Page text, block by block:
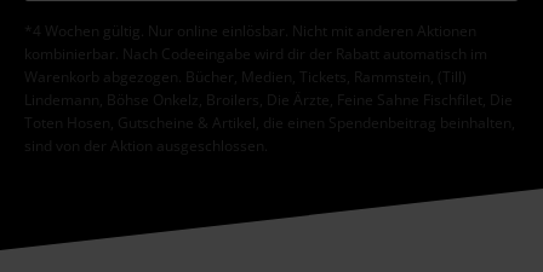
*4 Wochen gültig. Nur online einlösbar. Nicht mit anderen Aktionen
kombinierbar. Nach Codeeingabe wird dir der Rabatt automatisch im
Warenkorb abgezogen. Bücher, Medien, Tickets, Rammstein, (Till)
Lindemann, Böhse Onkelz, Broilers, Die Ärzte, Feine Sahne Fischfilet, Die
Toten Hosen, Gutscheine & Artikel, die einen Spendenbeitrag beinhalten,
sind von der Aktion ausgeschlossen.